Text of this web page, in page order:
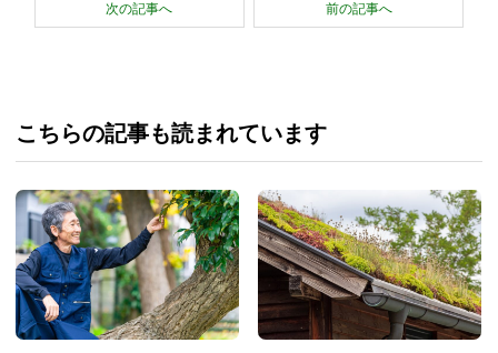
次の記事へ 前の記事へ
こちらの記事も読まれています